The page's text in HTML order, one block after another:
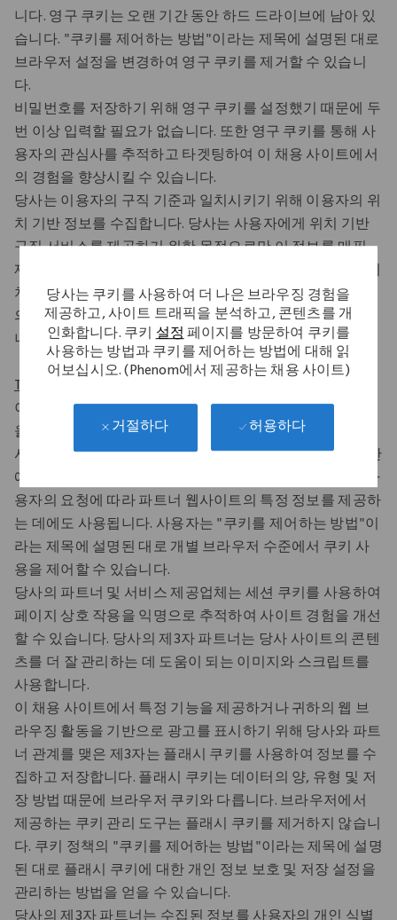
당사는 쿠키를 사용하여 더 나은 브라우징 경험을
제공하고, 사이트 트래픽을 분석하고, 콘텐츠를 개
인화합니다. 쿠키설정페이지를 방문하여 쿠키를
사용하는 방법과 쿠키를 제어하는 방법에 대해 읽
어보십시오. (Phenom에서 제공하는 채용 사이트)
거절하다 허용하다
니다. 영구 쿠키는 오랜 기간 동안 하드 드라이브에 남아 있
습니다. "쿠키를 제어하는 방법"이라는 제목에 설명된 대로
브라우저 설정을 변경하여 영구 쿠키를 제거할 수 있습니
다.
비밀번호를 저장하기 위해 영구 쿠키를 설정했기 때문에 두
번 이상 입력할 필요가 없습니다. 또한 영구 쿠키를 통해 사
용자의 관심사를 추적하고 타겟팅하여 이 채용 사이트에서
의 경험을 향상시킬 수 있습니다.
당사는 이용자의 구직 기준과 일치시키기 위해 이용자의 위
치 기반 정보를 수집합니다. 당사는 사용자에게 위치 기반
구직 서비스를 제공하기 위한 목적으로만 이 정보를 매핑
제공업체와 공유합니다. 사용자는 장치 수준에서 지리적 위
치 추적을 끌 수 있습니다. 위치 추적을 끄면 이 채용 사이트
의 지리적 기반 서비스가 더 이상 귀하에게 제공되지 않습
니다.
Third Party Cookies
이 채용 사이트와 당사의 파트너는 쿠키 또는 유사한 기술
을 사용하여 트렌드를 분석하고, 이 사이트를 관리하고, 이
사이트에서 사용자의 움직임을 추적하고, 전체 사용자 기반
에 대한 인구 통계학적 정보를 수집합니다. 제3자 쿠키는 사
용자의 요청에 따라 파트너 웹사이트의 특정 정보를 제공하
는 데에도 사용됩니다. 사용자는 "쿠키를 제어하는 방법"이
라는 제목에 설명된 대로 개별 브라우저 수준에서 쿠키 사
용을 제어할 수 있습니다.
당사의 파트너 및 서비스 제공업체는 세션 쿠키를 사용하여
페이지 상호 작용을 익명으로 추적하여 사이트 경험을 개선
할 수 있습니다. 당사의 제3자 파트너는 당사 사이트의 콘텐
츠를 더 잘 관리하는 데 도움이 되는 이미지와 스크립트를
사용합니다.
이 채용 사이트에서 특정 기능을 제공하거나 귀하의 웹 브
라우징 활동을 기반으로 광고를 표시하기 위해 당사와 파트
너 관계를 맺은 제3자는 플래시 쿠키를 사용하여 정보를 수
집하고 저장합니다. 플래시 쿠키는 데이터의 양, 유형 및 저
장 방법 때문에 브라우저 쿠키와 다릅니다. 브라우저에서
제공하는 쿠키 관리 도구는 플래시 쿠키를 제거하지 않습니
다. 쿠키 정책의 "쿠키를 제어하는 방법"이라는 제목에 설명
된 대로 플래시 쿠키에 대한 개인 정보 보호 및 저장 설정을
관리하는 방법을 얻을 수 있습니다.